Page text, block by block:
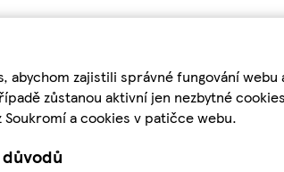
abychom zajistili správné fungování
zůstanou aktivní jen nezbytné
Soukromí a cookies v patičce webu.